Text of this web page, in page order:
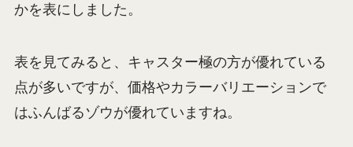
かを表にしました。
表を見てみると、キャスター極の方が優れている
点が多いですが、価格やカラーバリエーションで
はふんばるゾウが優れていますね。